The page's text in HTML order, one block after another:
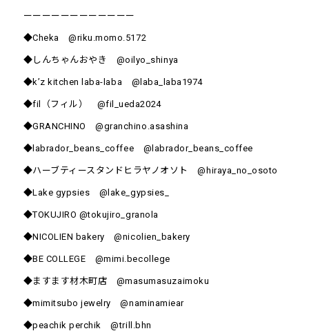
ーーーーーーーーーーーー
◆Cheka @riku.momo.5172
◆しんちゃんおやき @oilyo_shinya
◆k’z kitchen laba-laba @laba_laba1974
◆fil（フィル） @fil_ueda2024
◆GRANCHINO @granchino.asashina
◆labrador_beans_coffee @labrador_beans_coffee
◆ハーブティースタンドヒラヤノオソト @hiraya_no_osoto
◆Lake gypsies @lake_gypsies_
◆TOKUJIRO @tokujiro_granola
◆NICOLIEN bakery @nicolien_bakery
◆BE COLLEGE @mimi.becollege
◆ますます材木町店 @masumasuzaimoku
◆mimitsubo jewelry @naminamiear
◆peachik perchik @trill.bhn